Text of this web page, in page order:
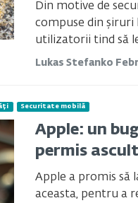
Din motive de
compuse din șiruri
utilizatorii tind să
Lukas Stefanko
Securitate mobilă
Apple: un
permis
Apple a promis să
aceasta, pentru a